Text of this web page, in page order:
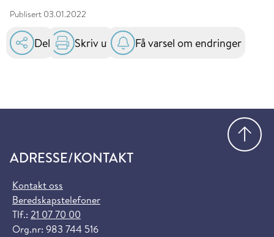
Publisert 03.01.2022
Del Skriv ut Få varsel om endringer
ADRESSE/KONTAKT
Kontakt oss
Beredskapstelefoner
Tlf.: 21 07 70 00
Org.nr: 983 744 516